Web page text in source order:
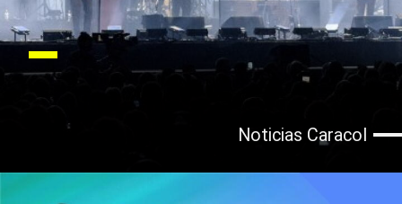
Noticias Caracol